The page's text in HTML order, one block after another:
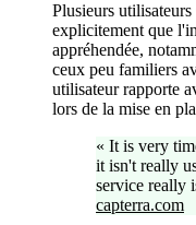
Plusieurs
explicitement que
appréhendée,
ceux peu familiers
utilisateur rapporte
lors de la mise en
« It is very
it isn't really
service really
capterra.com